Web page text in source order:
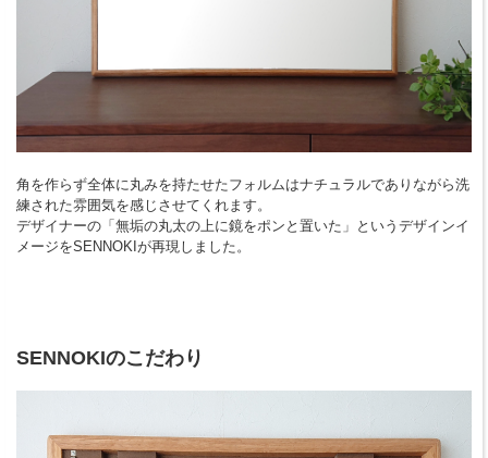
角を作らず全体に丸みを持たせたフォルムはナチュラルでありながら洗
練された雰囲気を感じさせてくれます。
デザイナーの「無垢の丸太の上に鏡をポンと置いた」というデザインイ
メージをSENNOKIが再現しました。
SENNOKIのこだわり